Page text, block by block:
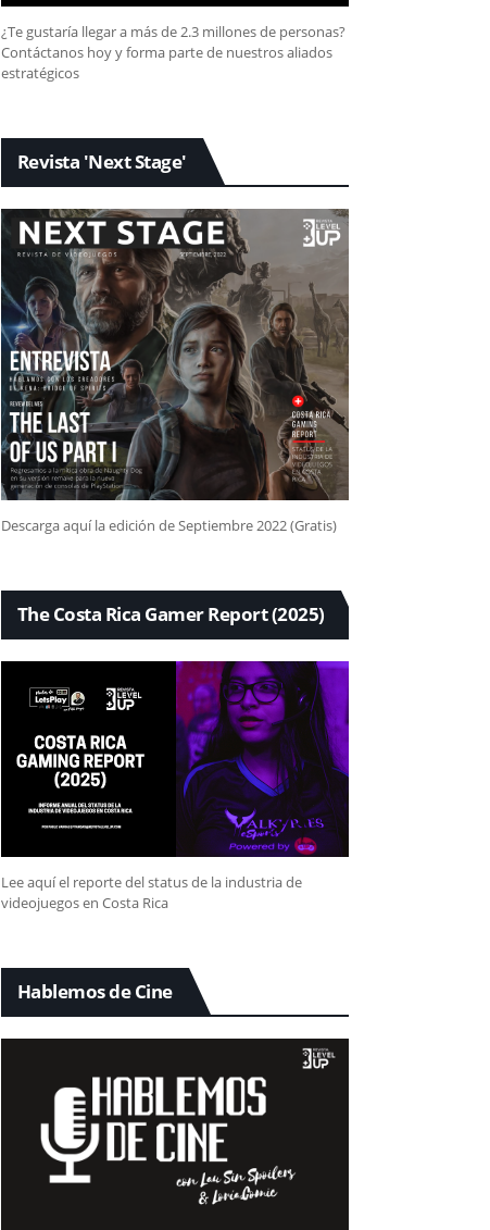
¿Te gustaría llegar a más de 2.3 millones de personas?
Contáctanos hoy y forma parte de nuestros aliados
estratégicos
Revista 'Next Stage'
Descarga aquí la edición de Septiembre 2022 (Gratis)
The Costa Rica Gamer Report (2025)
Lee aquí el reporte del status de la industria de
videojuegos en Costa Rica
Hablemos de Cine